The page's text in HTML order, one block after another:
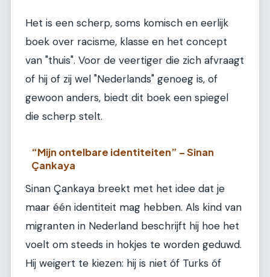
Het is een scherp, soms komisch en eerlijk
boek over racisme, klasse en het concept
van "thuis". Voor de veertiger die zich afvraagt
of hij of zij wel "Nederlands" genoeg is, of
gewoon anders, biedt dit boek een spiegel
die scherp stelt.
“Mijn ontelbare identiteiten” – Sinan
Çankaya
Sinan Çankaya breekt met het idee dat je
maar één identiteit mag hebben. Als kind van
migranten in Nederland beschrijft hij hoe het
voelt om steeds in hokjes te worden geduwd.
Hij weigert te kiezen: hij is niet óf Turks óf